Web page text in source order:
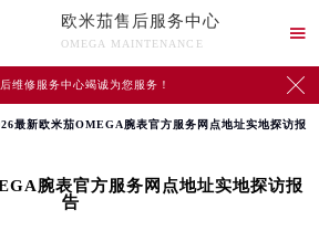
欧米茄售后服务中心
OMEGA MAINTENANCE

维修服务中心竭诚为您服务！ 
最新欧米茄OMEGA腕表官方服务网点地址实地探访报
腕表官方服务网点地址实地探访报
告